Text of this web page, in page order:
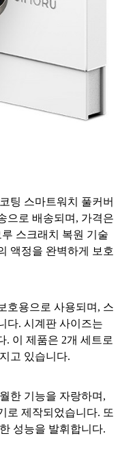
팅 스마트워치 풀커버
으로 배송되며, 가격은
스크래치 복원 기술
액정을 완벽하게 보호
호용으로 사용되며, 스
다. 시계판 사이즈는
. 이 제품은 2개 세트로
고 있습니다.
한 기능을 자랑하며,
로 제작되었습니다. 또
성능을 발휘합니다.